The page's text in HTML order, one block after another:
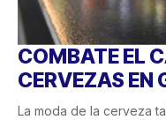
COMBATE EL
CERVEZAS EN
La moda de la cerveza